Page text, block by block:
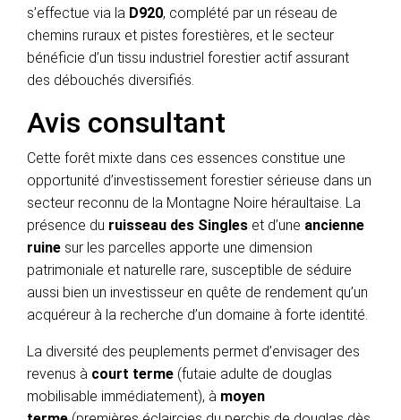
s’effectue via la D920, complété par un réseau de
chemins ruraux et pistes forestières, et le secteur
bénéficie d’un tissu industriel forestier actif assurant
des débouchés diversifiés.
Avis consultant
Cette forêt mixte dans ces essences constitue une
opportunité d’investissement forestier sérieuse dans un
secteur reconnu de la Montagne Noire héraultaise. La
présence du ruisseau des Singles et d’une ancienne
ruine sur les parcelles apporte une dimension
patrimoniale et naturelle rare, susceptible de séduire
aussi bien un investisseur en quête de rendement qu’un
acquéreur à la recherche d’un domaine à forte identité.
La diversité des peuplements permet d’envisager des
revenus à court terme (futaie adulte de douglas
mobilisable immédiatement), à moyen